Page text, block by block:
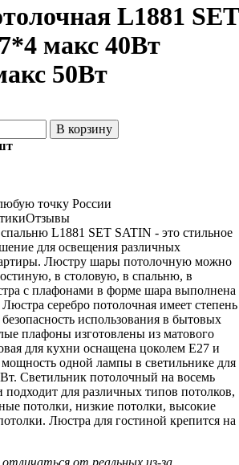
L1881 SET
макс 40Вт
50Вт
В корзину
точку России
Отзывы
L1881 SET SATIN - это стильное
для освещения различных
Люстру шары потолочную можно
в столовую, в спальню, в
с плафонами в форме шара выполнена
серебро потолочная имеет степень
использования в бытовых
плафоны изготовлены из матового
для кухни оснащена цоколем Е27 и
одной лампы в светильнике для
Светильник потолочный на восемь
подходит для различных типов потолков,
потолки, низкие потолки, высокие
Люстра для гостиной крепится на